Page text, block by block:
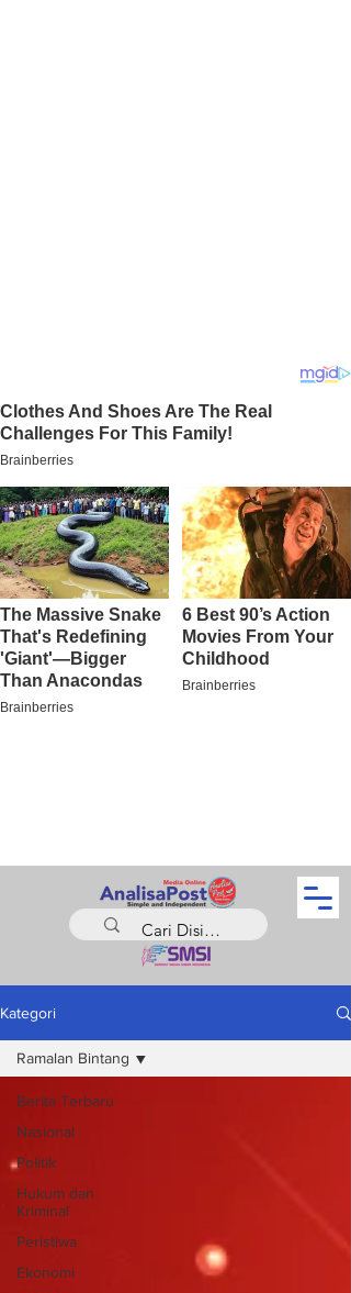
Kategori
Berita Terbaru
Nasional
Politik
Hukum dan
Kriminal
Peristiwa
Ekonomi
Ramalan Bintang